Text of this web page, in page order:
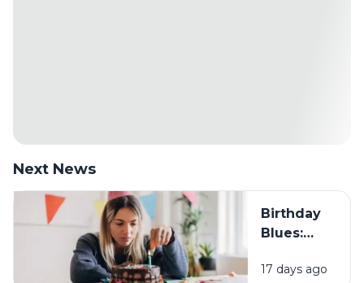
Next News
Birthday
Blues:
Sebagian
17 days ago